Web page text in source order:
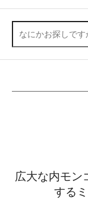
広大な内モン
する